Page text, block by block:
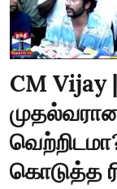
CM Vijay
கொடுத்த